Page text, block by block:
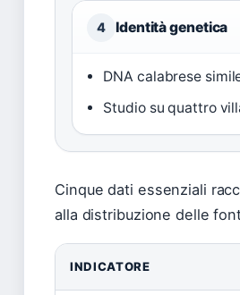
4 Identità genetica
DNA calabrese
Studio su quattro
Cinque dati essenziali
alla distribuzione delle
INDICATORE